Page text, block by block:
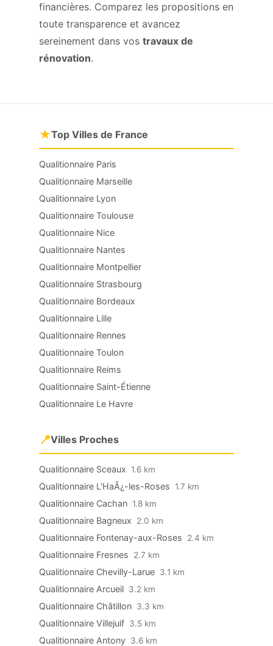
financières. Comparez les propositions en
toute transparence et avancez
sereinement dans vos travaux de
rénovation.
★Top Villes de France
Qualitionnaire Paris
Qualitionnaire Marseille
Qualitionnaire Lyon
Qualitionnaire Toulouse
Qualitionnaire Nice
Qualitionnaire Nantes
Qualitionnaire Montpellier
Qualitionnaire Strasbourg
Qualitionnaire Bordeaux
Qualitionnaire Lille
Qualitionnaire Rennes
Qualitionnaire Toulon
Qualitionnaire Reims
Qualitionnaire Saint-Étienne
Qualitionnaire Le Havre
📍Villes Proches
Qualitionnaire Sceaux 1.6 km
Qualitionnaire L'HaÃ¿-les-Roses 1.7 km
Qualitionnaire Cachan 1.8 km
Qualitionnaire Bagneux 2.0 km
Qualitionnaire Fontenay-aux-Roses 2.4 km
Qualitionnaire Fresnes 2.7 km
Qualitionnaire Chevilly-Larue 3.1 km
Qualitionnaire Arcueil 3.2 km
Qualitionnaire Châtillon 3.3 km
Qualitionnaire Villejuif 3.5 km
Qualitionnaire Antony 3.6 km